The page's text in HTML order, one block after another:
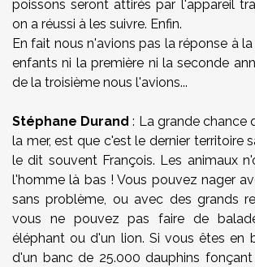
poissons seront attirés par l'appareil
on a réussi à les suivre. Enfin.
En fait nous n'avions pas la réponse à
enfants ni la première ni la seconde
de la troisième nous l'avions...
Stéphane Durand: La grande chance
la mer, est que c'est le dernier territoire
le dit souvent François. Les animaux
l'homme là bas ! Vous pouvez nager
sans problème, ou avec des grands
vous ne pouvez pas faire de
éléphant ou d'un lion. Si vous êtes en
d'un banc de 25.000 dauphins